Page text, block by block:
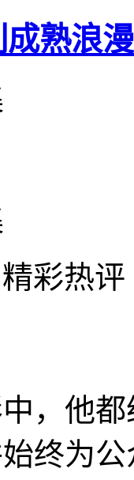
熟浪漫
彩热评
，他
终为